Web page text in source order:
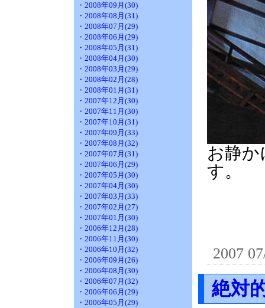
・2008年09月(30)
・2008年08月(31)
・2008年07月(29)
・2008年06月(29)
・2008年05月(31)
・2008年04月(30)
・2008年03月(29)
・2008年02月(28)
・2008年01月(31)
・2007年12月(30)
・2007年11月(30)
・2007年10月(31)
・2007年09月(33)
・2007年08月(32)
・2007年07月(31)
・2007年06月(29)
・2007年05月(30)
・2007年04月(30)
・2007年03月(33)
・2007年02月(27)
・2007年01月(30)
・2006年12月(28)
・2006年11月(30)
・2006年10月(32)
・2006年09月(26)
・2006年08月(30)
・2006年07月(32)
・2006年06月(29)
・2006年05月(29)
お静か
す。
2007
絶対